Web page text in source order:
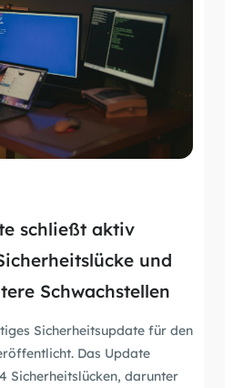
schließt aktiv
und
Schwachstellen
Sicherheitsupdate für den
Das Update
Sicherheitslücken, darunter